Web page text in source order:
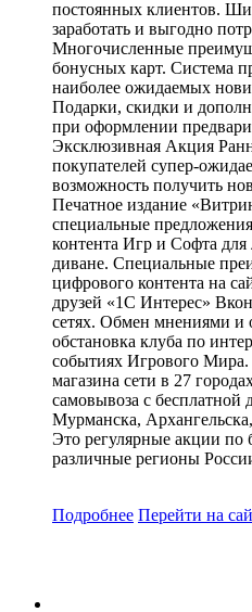
постоянных клиентов.
заработать и выгодно
Многочисленные
бонусных карт. Система
наиболее ожидаемых
Подарки, скидки и
при оформлении
Эксклюзивная Акция
покупателей супер-
возможность получить
Печатное издание
специальные
контента Игр и Софта
диване. Специальные
цифрового контента на
друзей «1С Интерес»
сетях. Обмен мнениями и
обстановка клуба по
событиях Игрового
магазина сети в 27
самовывоза с бесплатной
Мурманска,
Это регулярные акции по
различные регионы
Подробнее Перейти на